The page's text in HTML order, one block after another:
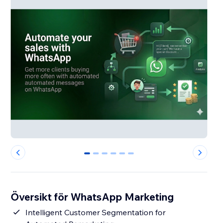
0 1 2 3 4 5
Översikt för WhatsApp Marketing
Intelligent Customer Segmentation for